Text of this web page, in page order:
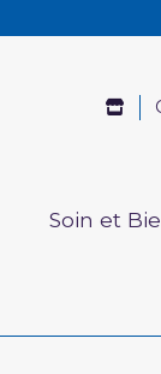
Soin et